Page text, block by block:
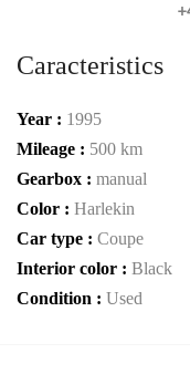
Caracteristics
Year : 1995
Mileage : 500 km
Gearbox : manual
Color : Harlekin
Car type : Coupe
Interior color : Black
Condition : Used